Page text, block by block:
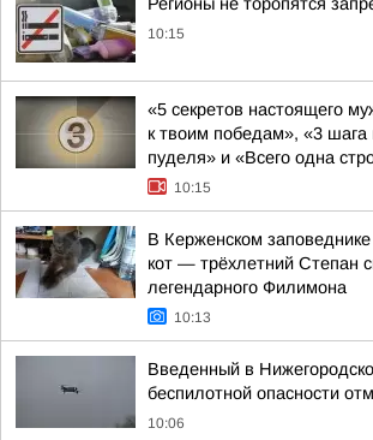
10:15
«5 секретов настоящего
к твоим победам», «3 шага
пуделя» и «Всего одна
10:15
В Керженском
кот — трёхлетний Степан
легендарного Филимона
10:13
Введенный в
беспилотной опасности
10:06